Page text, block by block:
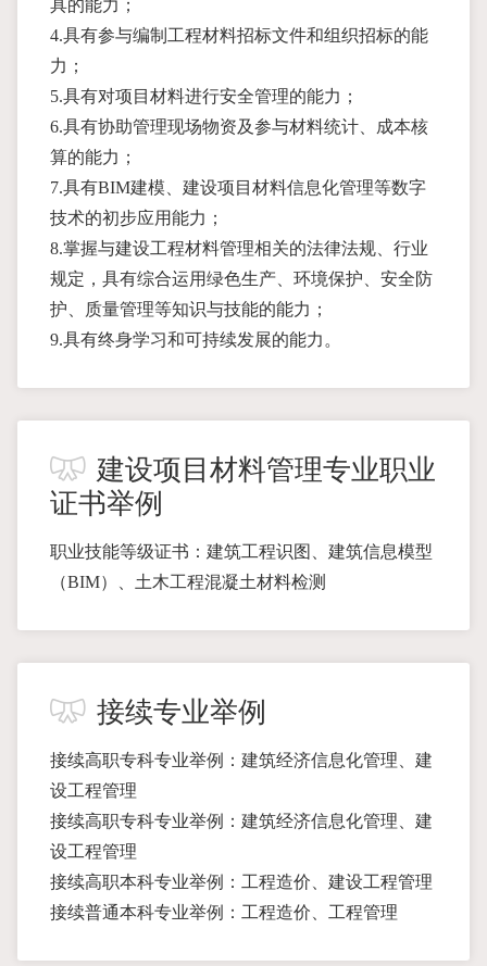
具的能力；
4.具有参与编制工程材料招标文件和组织招标的能
力；
5.具有对项目材料进行安全管理的能力；
6.具有协助管理现场物资及参与材料统计、成本核
算的能力；
7.具有BIM建模、建设项目材料信息化管理等数字
技术的初步应用能力；
8.掌握与建设工程材料管理相关的法律法规、行业
规定，具有综合运用绿色生产、环境保护、安全防
护、质量管理等知识与技能的能力；
9.具有终身学习和可持续发展的能力。
建设项目材料管理专业职业
证书举例
职业技能等级证书：建筑工程识图、建筑信息模型
（BIM）、土木工程混凝土材料检测
接续专业举例
接续高职专科专业举例：建筑经济信息化管理、建
设工程管理
接续高职专科专业举例：建筑经济信息化管理、建
设工程管理
接续高职本科专业举例：工程造价、建设工程管理
接续普通本科专业举例：工程造价、工程管理